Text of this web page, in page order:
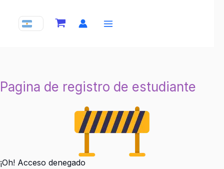
contenido
Pagina de registro de estudiante
¡Oh! Acceso denegado